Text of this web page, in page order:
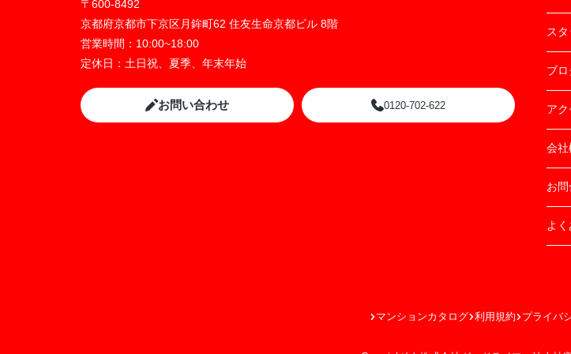
〒600-8492
京都府京都市下京区月鉾町62 住友生命京都ビル 8階
営業時間： 10:00~18:00
定休日： 土日祝、夏季、年末年始
お問い合わせ 0120-702-622
ス
ブロ
ア
会社
お
よ
マンションカタログ 利用規約 プライバ